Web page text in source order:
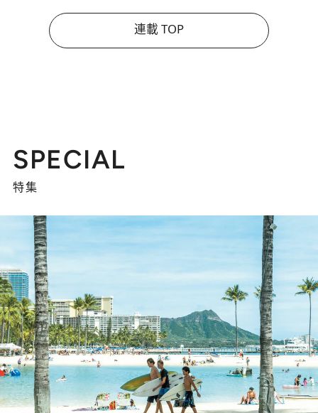
連載 TOP
SPECIAL
特集